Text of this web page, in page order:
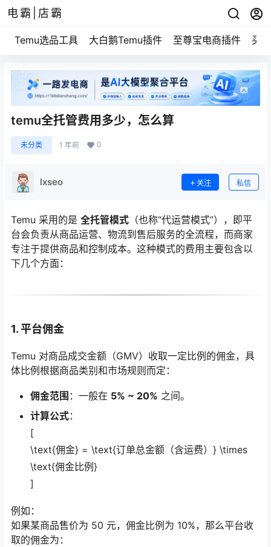
电霸|店霸
Temu选品工具 大白鹅Temu插件 至尊宝电商插件 买
temu全托管费用多少，怎么算
未分类 1 年前 0
lxseo 关注 私信
Temu 采用的是 全托管模式 （也称“代运营模式”），即平
台会负责从商品运营、物流到售后服务的全流程，而商家
专注于提供商品和控制成本。这种模式的费用主要包含以
下几个方面：
1. 平台佣金
Temu 对商品成交金额（GMV）收取一定比例的佣金，具
体比例根据商品类别和市场规则而定：
佣金范围 ：一般在 5% ~ 20% 之间。
计算公式：
[
\text{佣金} = \text{订单总金额（含运费）} \times
\text{佣金比例}
]
例如：
如果某商品售价为 50 元，佣金比例为 10%，那么平台收
取的佣金为：